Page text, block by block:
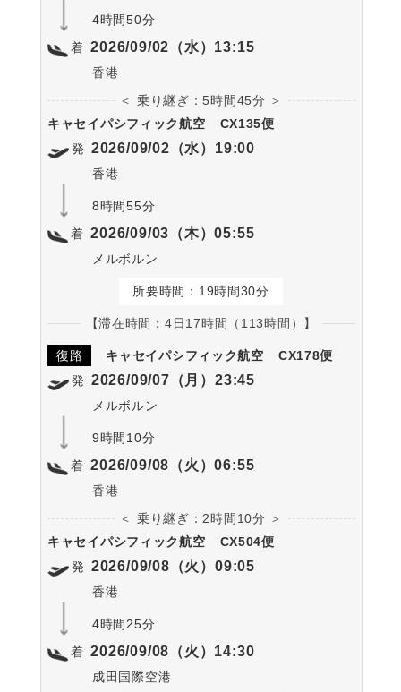
4時間50分
着 2026/09/02（水）13:15
香港
＜ 乗り継ぎ：5時間45分 ＞
キャセイパシフィック航空
CX135便
発 2026/09/02（水）19:00
香港
8時間55分
着 2026/09/03（木）05:55
メルボルン
所要時間：19時間30分
【滞在時間：4日17時間（113時間）】
復路 キャセイパシフィック航空
CX178便
発 2026/09/07（月）23:45
メルボルン
9時間10分
着 2026/09/08（火）06:55
香港
＜ 乗り継ぎ：2時間10分 ＞
キャセイパシフィック航空
CX504便
発 2026/09/08（火）09:05
香港
4時間25分
着 2026/09/08（火）14:30
成田国際空港